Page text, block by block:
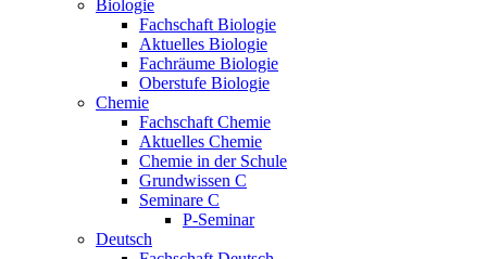
Biologie
Fachschaft Biologie
Aktuelles Biologie
Fachräume Biologie
Oberstufe Biologie
Chemie
Fachschaft Chemie
Aktuelles Chemie
Chemie in der Schule
Grundwissen C
Seminare C
P-Seminar
Deutsch